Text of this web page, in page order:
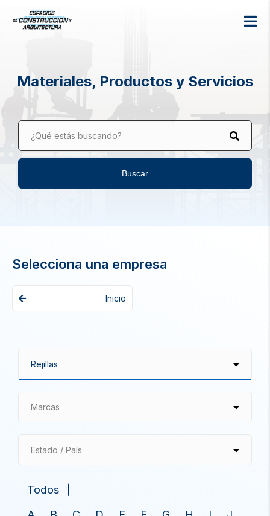
Materiales, Productos y Servicios
¿Qué estás buscando?
Buscar
Selecciona una empresa
Inicio
Marcas
Estado / País
Todos